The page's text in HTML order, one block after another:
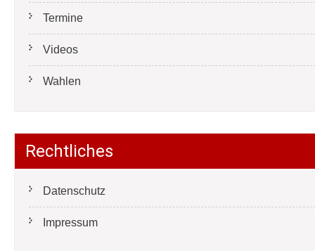
Termine
Videos
Wahlen
Rechtliches
Datenschutz
Impressum